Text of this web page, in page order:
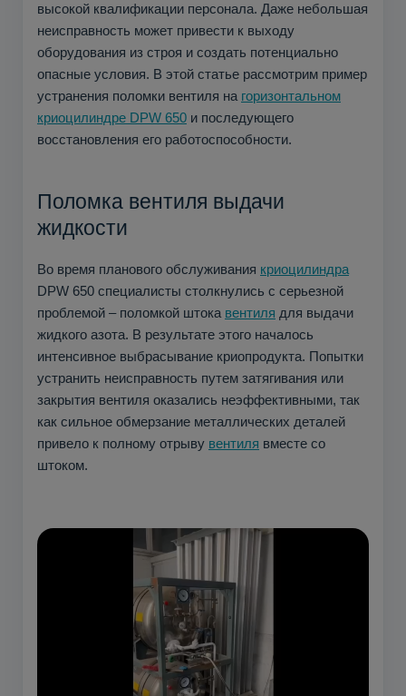
высокой квалификации персонала. Даже небольшая
неисправность может привести к выходу
оборудования из строя и создать потенциально
опасные условия. В этой статье рассмотрим пример
устранения поломки вентиля на горизонтальном
криоцилиндре DPW 650 и последующего
восстановления его работоспособности.
Поломка вентиля выдачи
жидкости
Во время планового обслуживания криоцилиндра
DPW 650 специалисты столкнулись с серьезной
проблемой – поломкой штока вентиля для выдачи
жидкого азота. В результате этого началось
интенсивное выбрасывание криопродукта. Попытки
устранить неисправность путем затягивания или
закрытия вентиля оказались неэффективными, так
как сильное обмерзание металлических деталей
привело к полному отрыву вентиля вместе со
штоком.